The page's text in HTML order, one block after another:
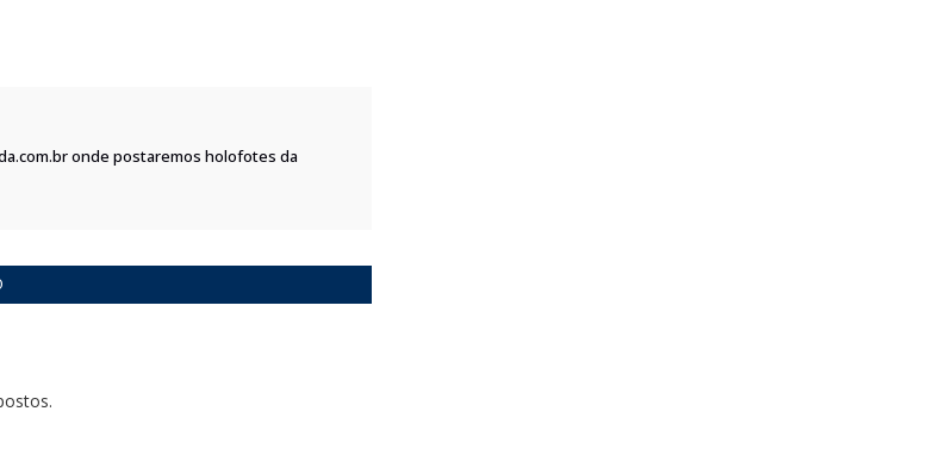
onde postaremos holofotes da